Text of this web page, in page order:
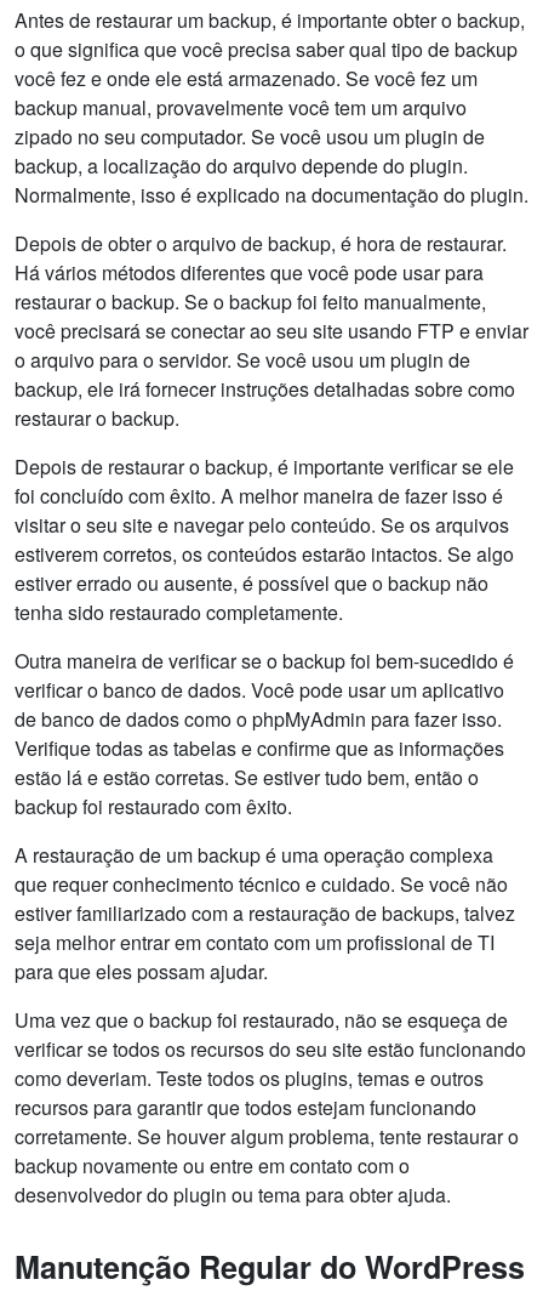
Antes de restaurar um backup, é importante obter o backup,
o que significa que você precisa saber qual tipo de backup
você fez e onde ele está armazenado. Se você fez um
backup manual, provavelmente você tem um arquivo
zipado no seu computador. Se você usou um plugin de
backup, a localização do arquivo depende do plugin.
Normalmente, isso é explicado na documentação do plugin.
Depois de obter o arquivo de backup, é hora de restaurar.
Há vários métodos diferentes que você pode usar para
restaurar o backup. Se o backup foi feito manualmente,
você precisará se conectar ao seu site usando FTP e enviar
o arquivo para o servidor. Se você usou um plugin de
backup, ele irá fornecer instruções detalhadas sobre como
restaurar o backup.
Depois de restaurar o backup, é importante verificar se ele
foi concluído com êxito. A melhor maneira de fazer isso é
visitar o seu site e navegar pelo conteúdo. Se os arquivos
estiverem corretos, os conteúdos estarão intactos. Se algo
estiver errado ou ausente, é possível que o backup não
tenha sido restaurado completamente.
Outra maneira de verificar se o backup foi bem-sucedido é
verificar o banco de dados. Você pode usar um aplicativo
de banco de dados como o phpMyAdmin para fazer isso.
Verifique todas as tabelas e confirme que as informações
estão lá e estão corretas. Se estiver tudo bem, então o
backup foi restaurado com êxito.
A restauração de um backup é uma operação complexa
que requer conhecimento técnico e cuidado. Se você não
estiver familiarizado com a restauração de backups, talvez
seja melhor entrar em contato com um profissional de TI
para que eles possam ajudar.
Uma vez que o backup foi restaurado, não se esqueça de
verificar se todos os recursos do seu site estão funcionando
como deveriam. Teste todos os plugins, temas e outros
recursos para garantir que todos estejam funcionando
corretamente. Se houver algum problema, tente restaurar o
backup novamente ou entre em contato com o
desenvolvedor do plugin ou tema para obter ajuda.
Manutenção Regular do WordPress